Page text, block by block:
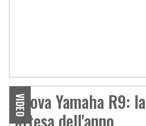
VIDEO
Prova Yamaha R9:
attesa dell'anno